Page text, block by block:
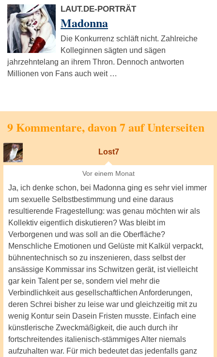
LAUT.DE-PORTRÄT
Madonna
Die Konkurrenz schläft nicht. Zahlreiche
Kolleginnen sägten und sägen
jahrzehntelang an ihrem Thron. Dennoch antworten
Millionen von Fans auch weit …
9 Kommentare, davon 7 auf Unterseiten
Lost7
Vor einem Monat
Ja, ich denke schon, bei Madonna ging es sehr viel immer
um sexuelle Selbstbestimmung und eine daraus
resultierende Fragestellung: was genau möchten wir als
Kollektiv eigentlich diskutieren? Was bleibt im
Verborgenen und was soll an die Oberfläche?
Menschliche Emotionen und Gelüste mit Kalkül verpackt,
bühnentechnisch so zu inszenieren, dass selbst der
ansässige Kommissar ins Schwitzen gerät, ist vielleicht
gar kein Talent per se, sondern viel mehr die
Verbindlichkeit aus gesellschaftlichen Anforderungen,
deren Schrei bisher zu leise war und gleichzeitig mit zu
wenig Kontur sein Dasein Fristen musste. Einfach eine
künstlerische Zweckmäßigkeit, die auch durch ihr
fortschreitendes italienisch-stämmiges Alter niemals
aufzuhalten war. Für mich bedeutet das jedenfalls ganz